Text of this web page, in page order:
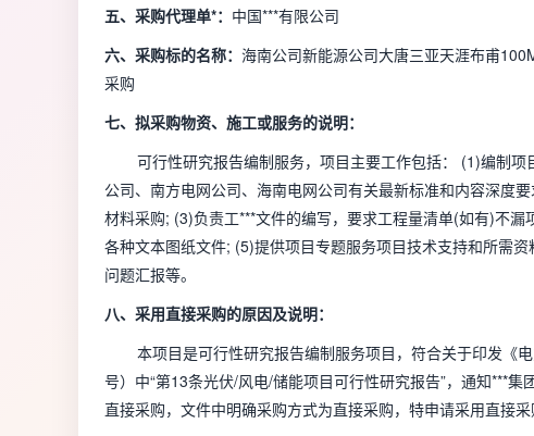
五、采购代理单*： 中国***有限公司
六、采购标的名称： 海南公司新能源公司大唐三亚天涯布甫
采购
七、拟采购物资、施工或服务的说明：
可行性研究报告编制服务，项目主要工作包括： (1)编制
公司、南方电网公司、海南电网公司有关最新标准和内容深度
材料采购; (3)负责工***文件的编写，要求工程量清单(如有)不
各种文本图纸文件; (5)提供项目专题服务项目技术支持和所需
问题汇报等。
八、采用直接采购的原因及说明：
本项目是可行性研究报告编制服务项目，符合关于印发《
号）中“第13条光伏/风电/储能项目可行性研究报告”，通知***
直接采购，文件中明确采购方式为直接采购，特申请采用直接采